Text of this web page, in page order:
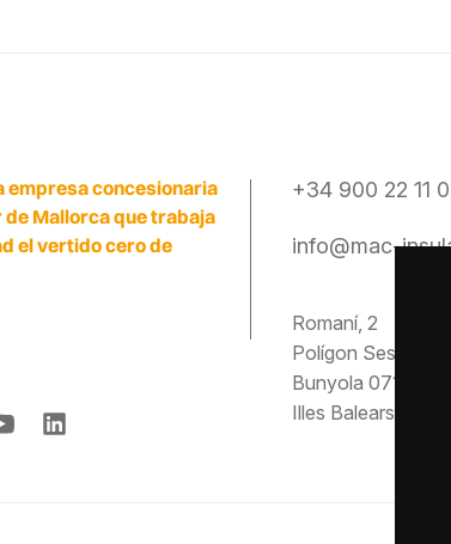
empresa concesionaria
de Mallorca que trabaja
el vertido cero de
+34 900 22 11
info@mac-
Romaní, 2
Polígon Ses Veles
Bunyola 07193
Illes Balears